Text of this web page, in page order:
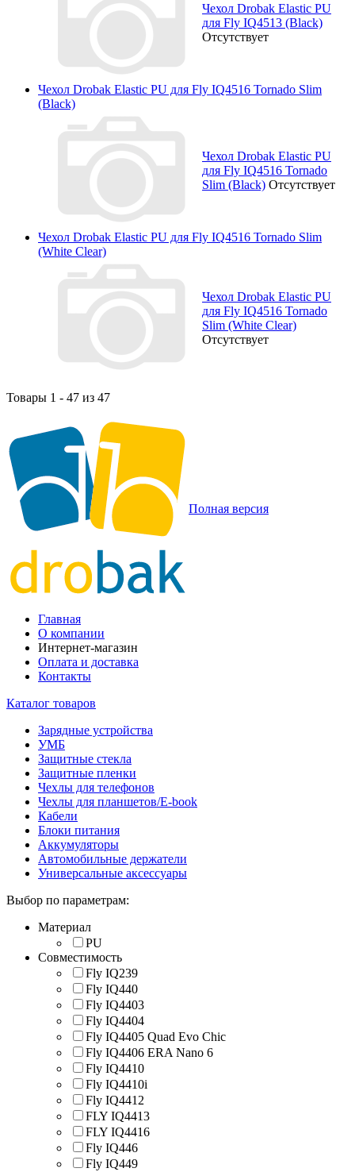
Чехол Drobak Elastic PU
для Fly IQ4513 (Black)
Отсутствует
Чехол Drobak Elastic PU для Fly IQ4516 Tornado Slim
(Black)
Чехол Drobak Elastic PU
для Fly IQ4516 Tornado
Slim (Black) Отсутствует
Чехол Drobak Elastic PU для Fly IQ4516 Tornado Slim
(White Clear)
Чехол Drobak Elastic PU
для Fly IQ4516 Tornado
Slim (White Clear)
Отсутствует
Товары 1 - 47 из 47
Полная версия
Главная
О компании
Интернет-магазин
Оплата и доставка
Контакты
Каталог товаров
Зарядные устройства
УМБ
Защитные стекла
Защитные пленки
Чехлы для телефонов
Чехлы для планшетов/E-book
Кабели
Блоки питания
Аккумуляторы
Автомобильные держатели
Универсальные аксессуары
Выбор по параметрам:
Материал
PU
Совместимость
Fly IQ239
Fly IQ440
Fly IQ4403
Fly IQ4404
Fly IQ4405 Quad Evo Chic
Fly IQ4406 ERA Nano 6
Fly IQ4410
Fly IQ4410i
Fly IQ4412
FLY IQ4413
FLY IQ4416
Fly IQ446
Fly IQ449